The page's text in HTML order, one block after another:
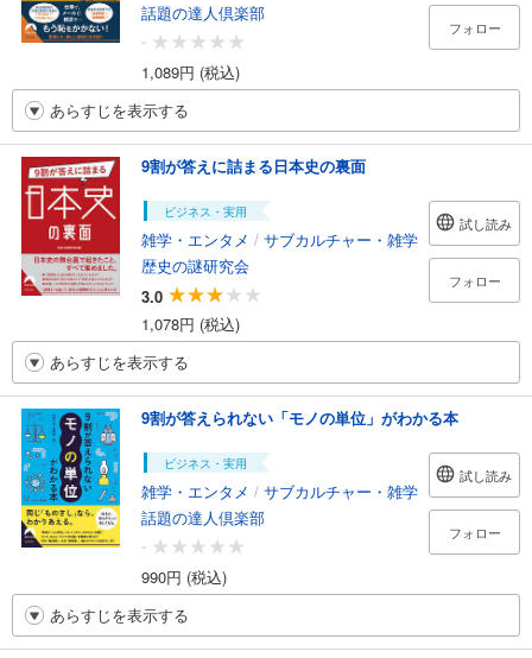
話題の達人倶楽部
-
1,089円 (税込)
フォロー
あらすじを表示する
9割が答えに詰まる日本史の裏面
ビジネス・実用
雑学・エンタメ / サブカルチャー・雑学
歴史の謎研究会
3.0
1,078円 (税込)
試し読み
フォロー
あらすじを表示する
9割が答えられない「モノの単位」がわかる本
ビジネス・実用
雑学・エンタメ / サブカルチャー・雑学
話題の達人倶楽部
-
990円 (税込)
試し読み
フォロー
あらすじを表示する